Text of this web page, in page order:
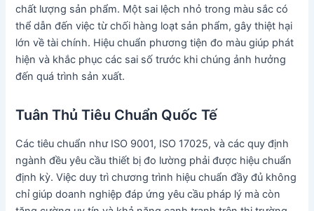
chất lượng sản phẩm. Một sai lệch nhỏ trong màu sắc có
thể dẫn đến việc từ chối hàng loạt sản phẩm, gây thiệt hại
lớn về tài chính. Hiệu chuẩn phương tiện đo màu giúp phát
hiện và khắc phục các sai số trước khi chúng ảnh hưởng
đến quá trình sản xuất.
Tuân Thủ Tiêu Chuẩn Quốc Tế
Các tiêu chuẩn như ISO 9001, ISO 17025, và các quy định
ngành đều yêu cầu thiết bị đo lường phải được hiệu chuẩn
định kỳ. Việc duy trì chương trình hiệu chuẩn đầy đủ không
chỉ giúp doanh nghiệp đáp ứng yêu cầu pháp lý mà còn